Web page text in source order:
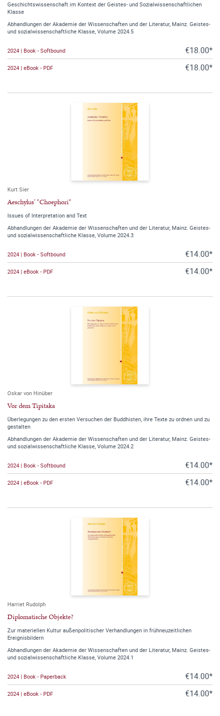
Geschichtswissenschaft im Kontext der Geistes- und Sozialwissenschaftlichen
Klasse
Abhandlungen der Akademie der Wissenschaften und der Literatur, Mainz. Geistes-
und sozialwissenschaftliche Klasse, Volume 2024.5
2024 | Book - Softbound €18.00*
2024 | eBook - PDF €18.00*
Kurt Sier
Aeschylus’ "Choephori"
Issues of Interpretation and Text
Abhandlungen der Akademie der Wissenschaften und der Literatur, Mainz. Geistes-
und sozialwissenschaftliche Klasse, Volume 2024.3
2024 | Book - Softbound €14.00*
2024 | eBook - PDF €14.00*
Oskar von Hinüber
Vor dem Tipitaka
Überlegungen zu den ersten Versuchen der Buddhisten, ihre Texte zu ordnen und zu
gestalten
Abhandlungen der Akademie der Wissenschaften und der Literatur, Mainz. Geistes-
und sozialwissenschaftliche Klasse, Volume 2024.2
2024 | Book - Softbound €14.00*
2024 | eBook - PDF €14.00*
Harriet Rudolph
Diplomatische Objekte?
Zur materiellen Kultur außenpolitischer Verhandlungen in frühneuzeitlichen
Ereignisbildern
Abhandlungen der Akademie der Wissenschaften und der Literatur, Mainz. Geistes-
und sozialwissenschaftliche Klasse, Volume 2024.1
2024 | Book - Paperback €14.00*
2024 | eBook - PDF €14.00*